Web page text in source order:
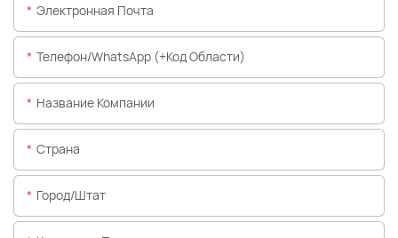
Электронная Почта
Телефон/WhatsApp (+код Области)
Название Компании
Страна
Город/штат